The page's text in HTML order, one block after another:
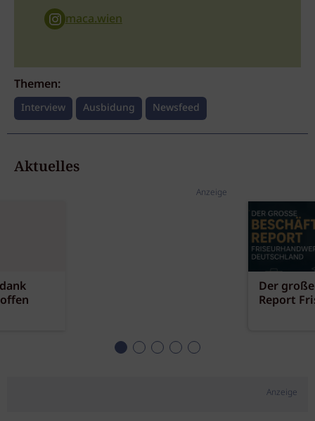
maca.wien
Themen:
Interview Ausbidung Newsfeed
Aktuelles
Anzeige
Der
Report
Anzeige